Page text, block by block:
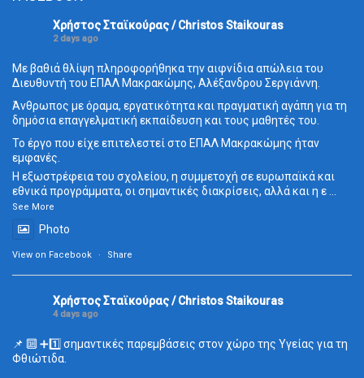
Χρήστος Σταϊκούρας / Christos Staikouras
2 days ago
Με βαθιά θλίψη πληροφορήθηκα την αιφνίδια απώλεια του
Διευθυντή του ΕΠΑΛ Μακρακώμης, Αλέξανδρου Σεργιάννη.
Άνθρωπος με όραμα, εργατικότητα και πραγματική αγάπη για τη
δημόσια επαγγελματική εκπαίδευση και τους μαθητές του.
Το έργο που είχε επιτελεστεί στο ΕΠΑΛ Μακρακώμης ήταν
εμφανές.
Η εξωστρέφεια του σχολείου, η συμμετοχή σε ευρωπαϊκά και
εθνικά προγράμματα, οι σημαντικές διακρίσεις, αλλά και η ε...
See More
Photo
View on Facebook · Share
Χρήστος Σταϊκούρας / Christos Staikouras
4 days ago
📌 🔟 ➕1️⃣ σημαντικές παρεμβάσεις στον χώρο της Υγείας για τη
Φθιώτιδα.